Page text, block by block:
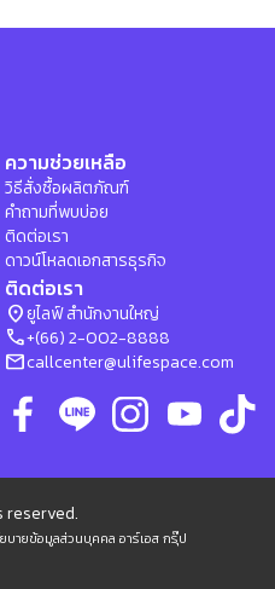
ความช่วยเหลือ
วิธีสั่งซื้อผลิตภัณฑ์
คำถามที่พบบ่อย
ติดต่อเรา
ดาวน์โหลดเอกสารธุรกิจ
ติดต่อเรา
location_onยูไลฟ์ สำนักงานใหญ่
phone+(66) 2-002-8888
mailcallcenter@ulifespace.com
ยบายข้อมูลส่วนบุคคล อาร์เอส กรุ๊ป